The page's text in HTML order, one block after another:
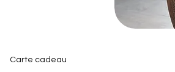
Carte cadeau